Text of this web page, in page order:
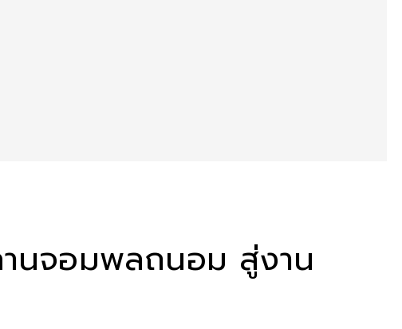
นจอมพลถนอม สู่งาน